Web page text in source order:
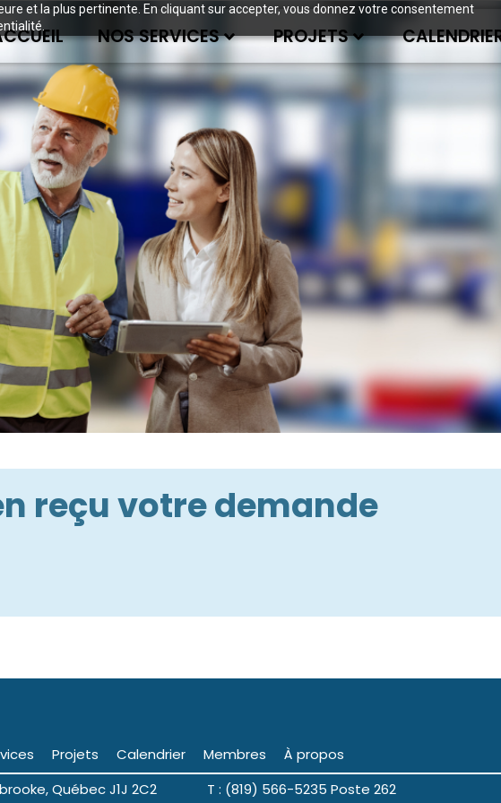
et la plus pertinente. En cliquant sur accepter, vous donnez votre consentement
NOS SERVICES PROJETS
reçu votre demande
Projets Calendrier Membres
À propos
Québec J1J 2C2 T : (819) 566-5235 Poste 262